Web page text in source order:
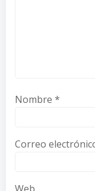
Nombre *
Correo